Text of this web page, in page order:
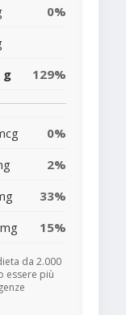
0%
g 129%
0%
2%
33%
15%
da 2.000
essere più